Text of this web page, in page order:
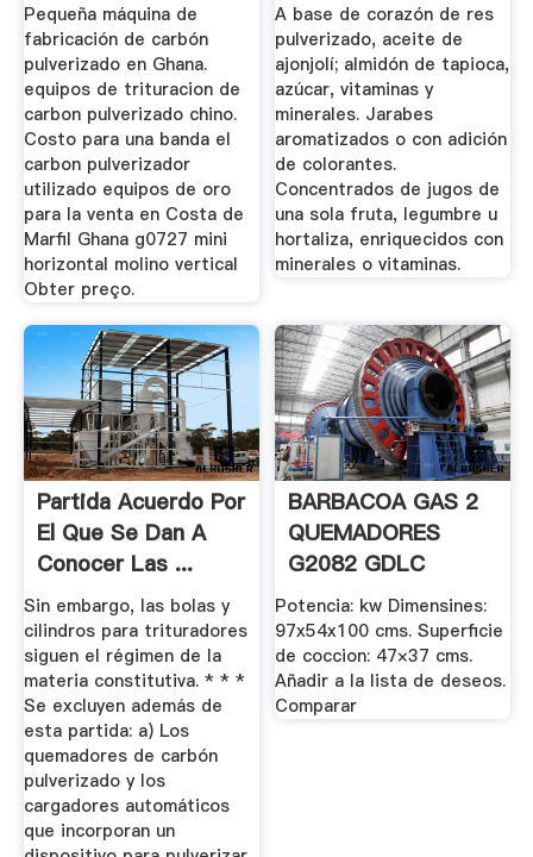
Pequeña máquina de
fabricación de carbón
pulverizado en Ghana.
equipos de trituracion de
carbon pulverizado chino.
Costo para una banda el
carbon pulverizador
utilizado equipos de oro
para la venta en Costa de
Marfil Ghana g0727 mini
horizontal molino vertical
Obter preço.
A base de corazón de res
pulverizado, aceite de
ajonjolí; almidón de tapioca,
azúcar, vitaminas y
minerales. Jarabes
aromatizados o con adición
de colorantes.
Concentrados de jugos de
una sola fruta, legumbre u
hortaliza, enriquecidos con
minerales o vitaminas.
Partida Acuerdo Por
El Que Se Dan A
Conocer Las ...
Sin embargo, las bolas y
cilindros para trituradores
siguen el régimen de la
materia constitutiva. * * *
Se excluyen además de
esta partida: a) Los
quemadores de carbón
pulverizado y los
cargadores automáticos
que incorporan un
BARBACOA GAS 2
QUEMADORES
G2082 GDLC
Tienda Online De ...
Potencia: kw Dimensines:
97x54x100 cms. Superficie
de coccion: 47×37 cms.
Añadir a la lista de deseos.
Comparar